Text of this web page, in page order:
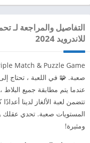
للاندرويد 2024
تتضمن لعبة الألغاز لدينا
المستويات صعبة. تحدي عقلك
ومثيرة!